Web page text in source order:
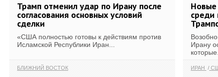
Трамп отменил удар по Ирану после
согласования основных условий
сделки
«США полностью готовы к действиям против
Исламской Республики Иран...
БЛИЖНИЙ ВОСТОК
Новые
среди
Ирану
ИРАН